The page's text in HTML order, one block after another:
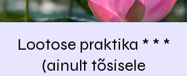
Lootose praktika * * *
(ainult tõsisele